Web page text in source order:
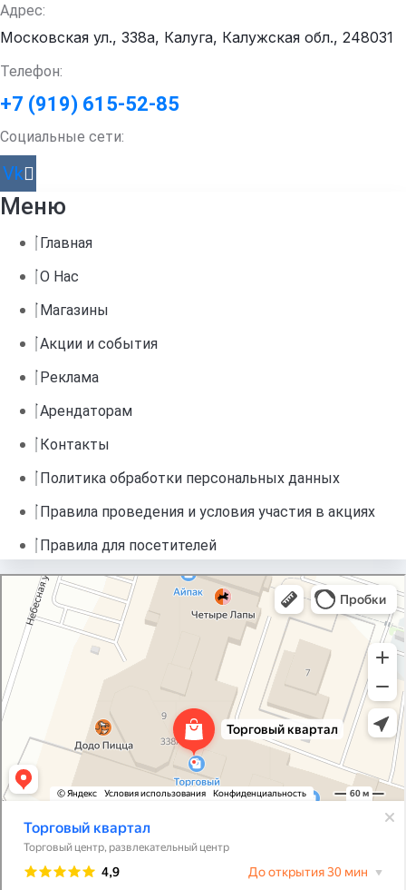
Адрес:
Московская ул., 338а, Калуга, Калужская обл., 248031
Телефон:
+7 (919) 615-52-85
Социальные сети:
Vk
Меню
Главная
О Нас
Магазины
Акции и события
Реклама
Арендаторам
Контакты
Политика обработки персональных данных
Правила проведения и условия участия в акциях
Правила для посетителей
Торговый квартал
Торговый центр в Калуге
Развлекательный центр в Калуге